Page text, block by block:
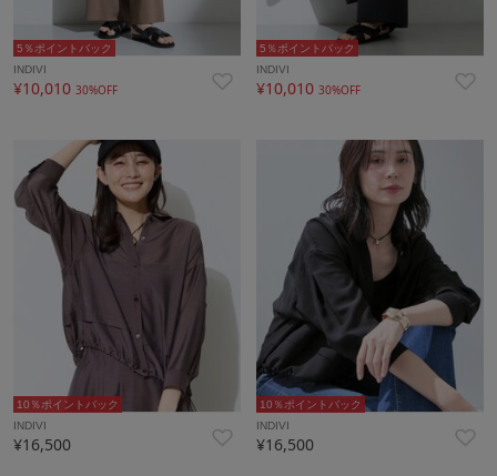
5％ポイントバック
INDIVI
¥10,010 30%OFF
5％ポイントバック
INDIVI
¥10,01030%OFF
10％ポイントバック
INDIVI
¥16,500
10％ポイントバック
INDIVI
¥16,500